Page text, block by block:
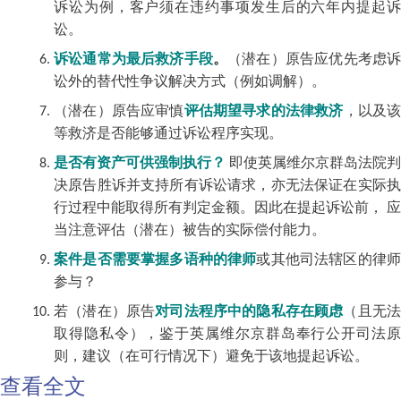
诉讼为例，客户须在违约事项发生后的六年内提起诉
讼。
诉讼通常为最后救济手段。
（潜在）原告应优先考虑诉
讼外的替代性争议解决方式（例如调解）。
（潜在）原告应审慎评估期望寻求的法律救济 ，以及该
等救济是否能够通过诉讼程序实现。
是否有资产可供强制执行？ 即使英属维尔京群岛法院判
决原告胜诉并支持所有诉讼请求，亦无法保证在实际执
行过程中能取得所有判定金额。因此在提起诉讼前， 应
当注意评估（潜在）被告的实际偿付能力。
案件是否需要掌握多语种的律师或其他司法辖区的律师
参与？
若（潜在）原告对司法程序中的隐私存在顾虑（且无法
取得隐私令），鉴于英属维尔京群岛奉行公开司法原
则，建议（在可行情况下）避免于该地提起诉讼。
查看全文